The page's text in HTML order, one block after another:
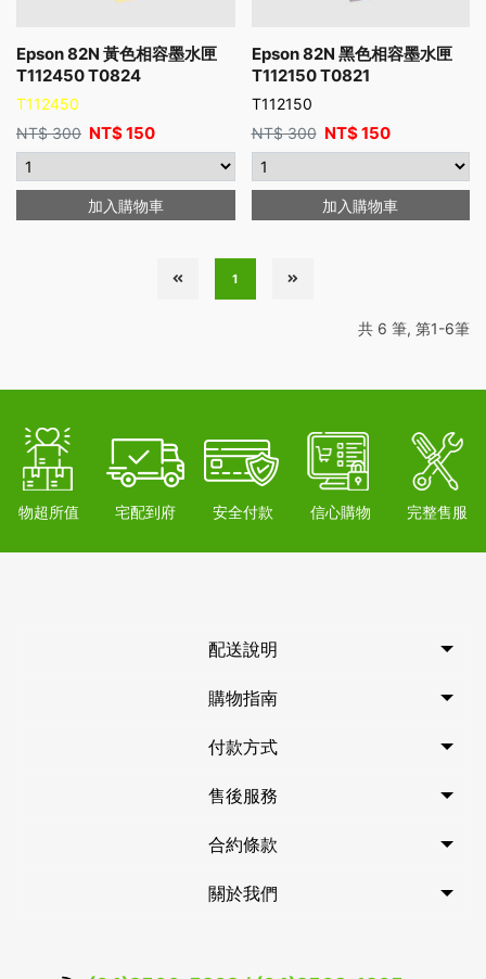
Epson 82N 黃色相容墨水匣
T112450 T0824
T112450
NT$300 NT$150
加入購物車
Epson 82N 黑色相容墨水匣
T112150 T0821
T112150
NT$300 NT$150
加入購物車
1
共 6 筆, 第1-6筆
物超所值 宅配到府 安全付款 信心購物 完整售服
配送說明
購物指南
付款方式
售後服務
合約條款
關於我們